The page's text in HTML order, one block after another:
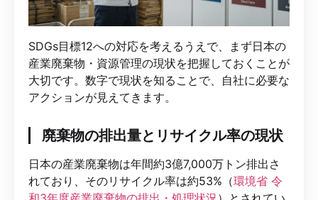
SDGs目標12への対応を考えるうえで、まず日本の
産業廃棄物・資源管理の現状を把握しておくことが
大切です。数字で現状を知ることで、自社に必要な
アクションが見えてきます。
廃棄物の排出量とリサイクル率の現状
日本の産業廃棄物は年間約3億7,000万トン排出さ
れており、そのリサイクル率は約53%（環境省 令